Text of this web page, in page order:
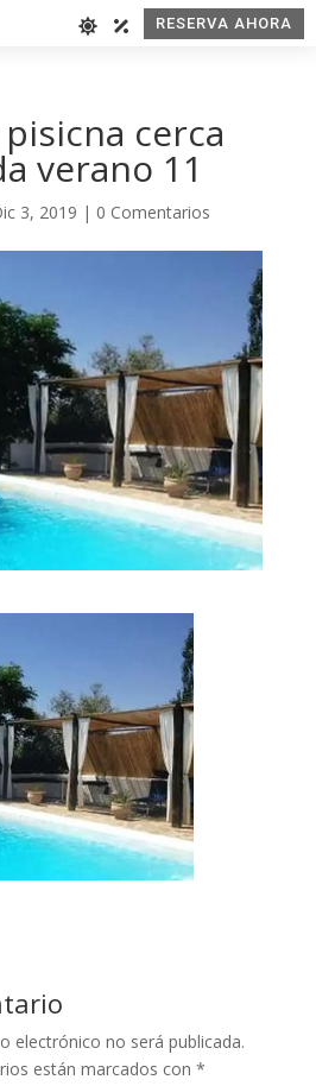
RESERVA AHORA
cerca
verano 11
3, 2019 | 0 Comentarios
electrónico no será publicada.
están marcados con *